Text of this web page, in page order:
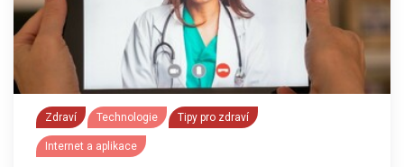
Zdraví Technologie Tipy pro zdraví
Internet a aplikace